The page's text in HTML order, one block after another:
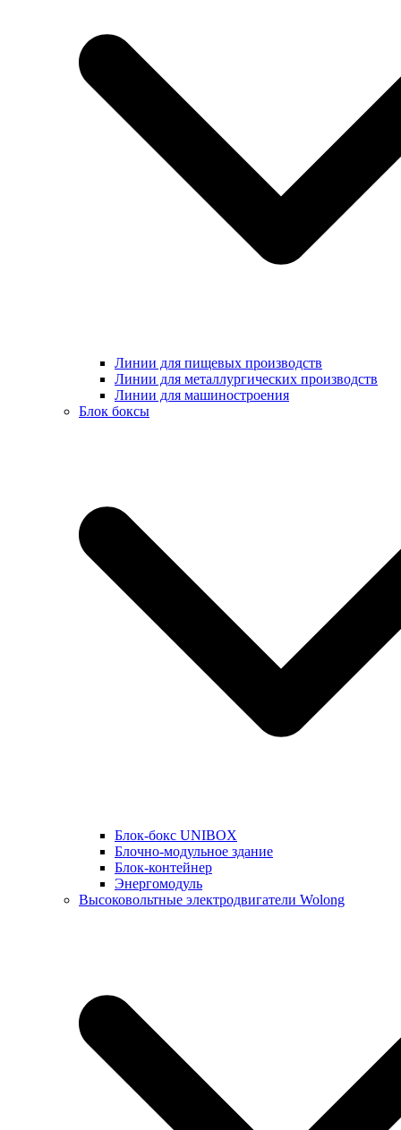
Линии для пищевых производств
Линии для металлургических производств
Линии для машиностроения
Блок боксы
Блок-бокс UNIBOX
Блочно-модульное здание
Блок-контейнер
Энергомодуль
Высоковольтные электродвигатели Wolong